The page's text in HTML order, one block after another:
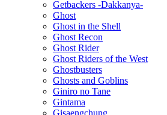
Getbackers -Dakkanya-
Ghost
Ghost in the Shell
Ghost Recon
Ghost Rider
Ghost Riders of the West
Ghostbusters
Ghosts and Goblins
Giniro no Tane
Gintama